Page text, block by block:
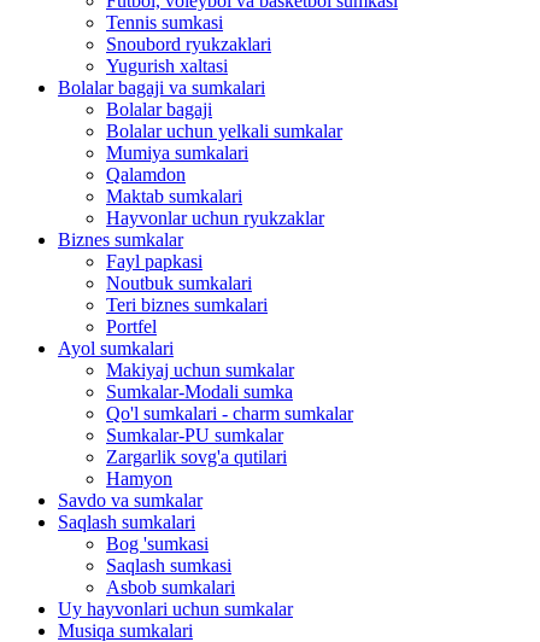
Tennis sumkasi
Snoubord ryukzaklari
Yugurish xaltasi
Bolalar bagaji va sumkalari
Bolalar bagaji
Bolalar uchun yelkali sumkalar
Mumiya sumkalari
Qalamdon
Maktab sumkalari
Hayvonlar uchun ryukzaklar
Biznes sumkalar
Fayl papkasi
Noutbuk sumkalari
Teri biznes sumkalari
Portfel
Ayol sumkalari
Makiyaj uchun sumkalar
Sumkalar-Modali sumka
Qo'l sumkalari - charm sumkalar
Sumkalar-PU sumkalar
Zargarlik sovg'a qutilari
Hamyon
Savdo va sumkalar
Saqlash sumkalari
Bog 'sumkasi
Saqlash sumkasi
Asbob sumkalari
Uy hayvonlari uchun sumkalar
Musiqa sumkalari